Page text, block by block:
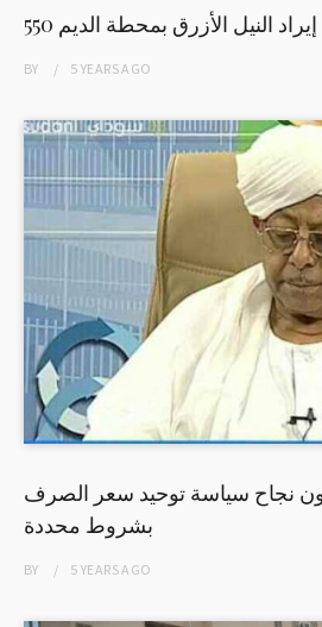
إيراد النيل الأزرق بمحطة الديم
BY 5 YEARSAGO
نجاح سياسة توحيد سعر الصرف
بشروط محددة
BY 5 YEARSAGO